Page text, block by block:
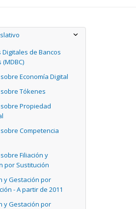
de Bancos
Economía Digital
Tókenes
Propiedad
Competencia
Filiación y
por Sustitución
y Gestación por
- A partir de 2011
y Gestación por